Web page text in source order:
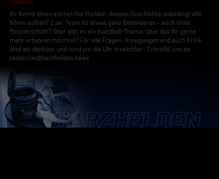
Ihr Kennt einen echten Harzhelden, dessen Geschichte unbedingt alle
hören sollten? Euer Team ist etwas ganz Besonderes – auch ohne
Meisterschaft? Oder gibt es ein Handball-Thema, über das ihr gerne
mehr erfahren möchtet? Für alle Fragen, Anregungen und auch Kritik
sind wir dankbar und rund um die Uhr erreichbar: Schreibt uns an
redaktion@harzhelden.news